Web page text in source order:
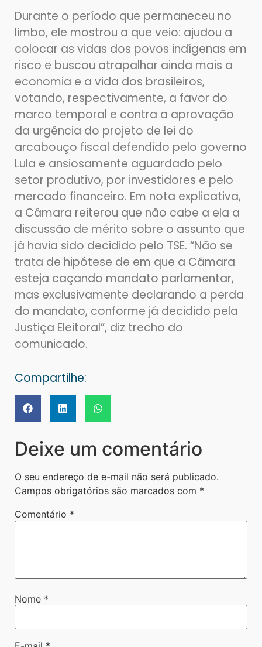
Durante o período que permaneceu no
limbo, ele mostrou a que veio: ajudou a
colocar as vidas dos povos indígenas em
risco e buscou atrapalhar ainda mais a
economia e a vida dos brasileiros,
votando, respectivamente, a favor do
marco temporal e contra a aprovação
da urgência do projeto de lei do
arcabouço fiscal defendido pelo governo
Lula e ansiosamente aguardado pelo
setor produtivo, por investidores e pelo
mercado financeiro. Em nota explicativa,
a Câmara reiterou que não cabe a ela a
discussão de mérito sobre o assunto que
já havia sido decidido pelo TSE. “Não se
trata de hipótese de em que a Câmara
esteja caçando mandato parlamentar,
mas exclusivamente declarando a perda
do mandato, conforme já decidido pela
Justiça Eleitoral”, diz trecho do
comunicado.
Compartilhe:
Deixe um comentário
O seu endereço de e-mail não será publicado.
Campos obrigatórios são marcados com *
Comentário *
Nome *